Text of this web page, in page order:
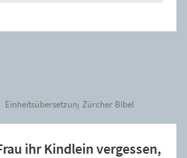
Einheitsübersetzung Zürcher Bibel
ihr Kindlein vergessen,